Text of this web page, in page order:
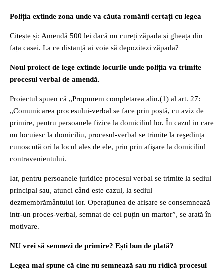
Poliția extinde zona unde va căuta românii certați cu legea
Citește și: Amendă 500 lei dacă nu cureți zăpada și gheața din
fața casei. La ce distanță ai voie să depozitezi zăpada?
Noul proiect de lege extinde locurile unde poliția va trimite
procesul verbal de amendă.
Proiectul spuen că „Propunem completarea alin.(1) al art. 27:
„Comunicarea procesului-verbal se face prin poștă, cu aviz de
primire, pentru persoanele fizice la domiciliul lor. În cazul in care
nu locuiesc la domiciliu, procesul-verbal se trimite la reşedința
cunoscută ori la locul ales de ele, prin prin afişare la domiciliul
contravenientului.
Iar, pentru persoanele juridice procesul verbal se trimite la sediul
principal sau, atunci când este cazul, la sediul
dezmembrământului lor. Operațiunea de afişare se consemnează
intr-un proces-verbal, semnat de cel puțin un martor”, se arată în
motivare.
NU vrei să semnezi de primire? Ești bun de plată?
Legea mai spune că cine nu semnează sau nu ridică procesul